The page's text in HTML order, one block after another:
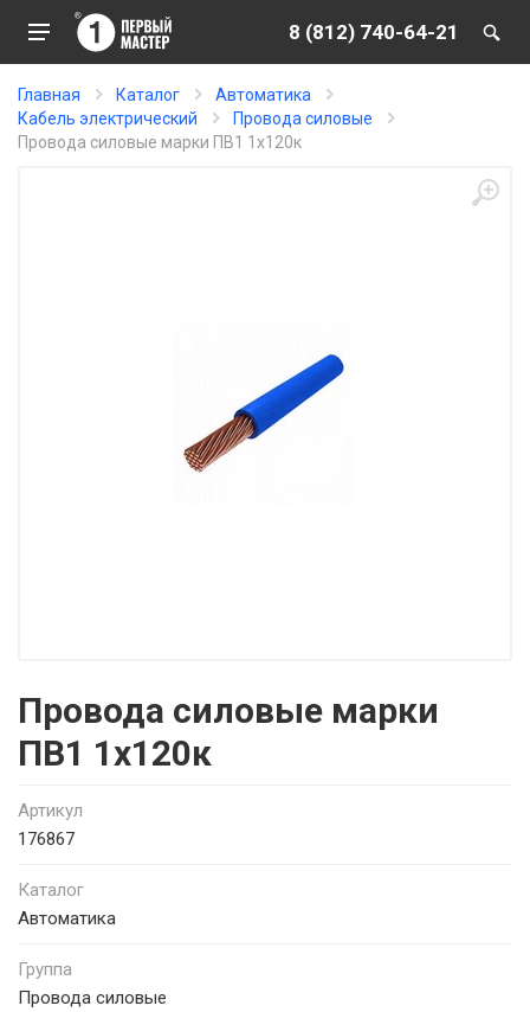
8 (812) 740-64-21
Главная Каталог
Автоматика
Кабель электрический
Провода силовые
Провода силовые марки ПВ1 1х120к
Провода силовые марки
ПВ1 1х120к
Артикул
176867
Каталог
Автоматика
Группа
Провода силовые